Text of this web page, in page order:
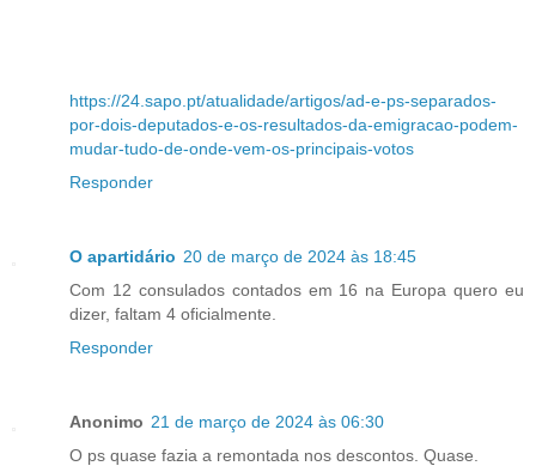
https://24.sapo.pt/atualidade/artigos/ad-e-ps-separados-
por-dois-deputados-e-os-resultados-da-emigracao-podem-
mudar-tudo-de-onde-vem-os-principais-votos
Responder
O apartidário 20 de março de 2024 às 18:45
Com 12 consulados contados em 16 na Europa quero eu
dizer, faltam 4 oficialmente.
Responder
Anonimo 21 de março de 2024 às 06:30
O ps quase fazia a remontada nos descontos. Quase.